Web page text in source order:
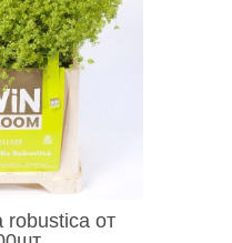
robustica от